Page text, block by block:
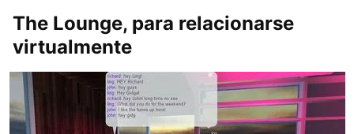
The Lounge, para relacionarse
virtualmente